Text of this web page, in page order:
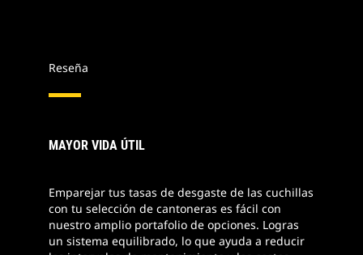
Reseña
MAYOR VIDA ÚTIL
Emparejar tus tasas de desgaste de las cuchillas
con tu selección de cantoneras es fácil con
nuestro amplio portafolio de opciones. Logras
un sistema equilibrado, lo que ayuda a reducir